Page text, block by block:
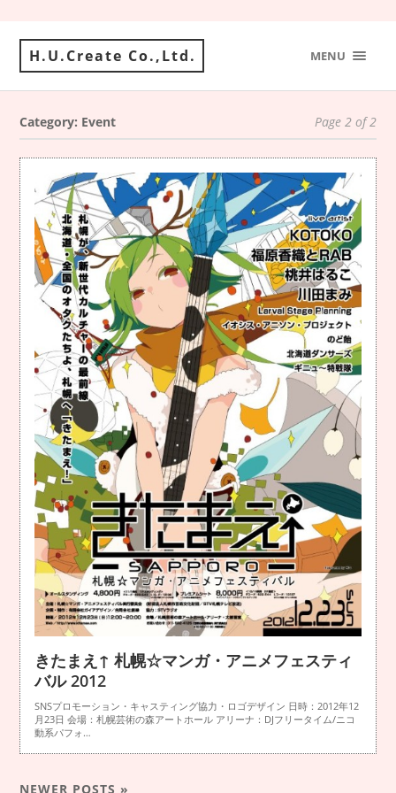
H.U.Create Co.,Ltd. MENU
Category: Event Page 2 of 2
きたまえ↑ 札幌☆マンガ・アニメフェスティ
バル 2012
SNSプロモーション・キャスティング協力・ロゴデザイン 日時：2012年12
月23日 会場：札幌芸術の森アートホール アリーナ：DJフリータイム/ニコ
動系パフォ…
NEWER POSTS »